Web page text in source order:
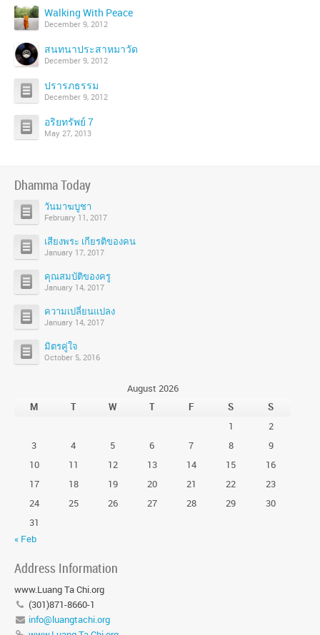
Walking With Peace
December 9, 2012
สนทนาประสาหมาวัด
December 9, 2012
ปรารภธรรม
December 9, 2012
อริยทรัพย์ 7
May 27, 2013
Dhamma Today
วันมาฆบูชา
February 11, 2017
เสียงพระ เกียรติของคน
January 17, 2017
คุณสมบัติของครู
January 14, 2017
ความเปลี่ยนแปลง
January 14, 2017
มิตรคู่ใจ
October 5, 2016
August 2026
M
T W T F S
S
1
2
3
4 5 6 7 8
9
10
11 12 13 14 15
16
17
18 19 20 21 22
23
24
25 26 27 28 29
30
31
« Feb
Address Information
www.Luang Ta Chi.org
(301)871-8660-1
info@luangtachi.org